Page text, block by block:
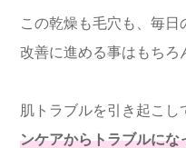
この乾燥も毛穴も、毎
改善に進める事はもちろ
肌トラブルを引き起こし
ンケアからトラブルにな